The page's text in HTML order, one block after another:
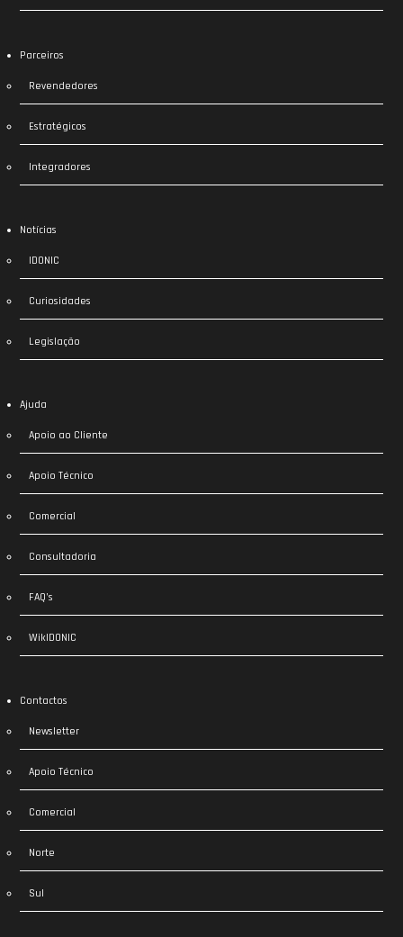
Parceiros
Revendedores
Estratégicos
Integradores
Notícias
IDONIC
Curiosidades
Legislação
Ajuda
Apoio ao Cliente
Apoio Técnico
Comercial
Consultadoria
FAQ’s
WikIDONIC
Contactos
Newsletter
Apoio Técnico
Comercial
Norte
Sul